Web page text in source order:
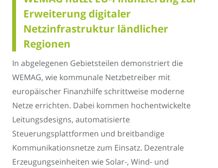
Erweiterung digitaler
Netzinfrastruktur ländlicher
Regionen
In abgelegenen Gebietsteilen demonstriert die
WEMAG, wie kommunale Netzbetreiber mit
europäischer Finanzhilfe schrittweise moderne
Netze errichten. Dabei kommen hochentwickelte
Leitungsdesigns, automatisierte
Steuerungsplattformen und breitbandige
Kommunikationsnetze zum Einsatz. Dezentrale
Erzeugungseinheiten wie Solar-, Wind- und